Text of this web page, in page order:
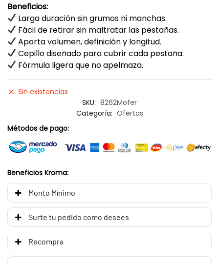
Beneficios:
Larga duración sin grumos ni manchas.
Fácil de retirar sin maltratar las pestañas.
Aporta volumen, definición y longitud.
Cepillo diseñado para cubrir cada pestaña.
Fórmula ligera que no apelmaza.
Sin existencias
SKU: 8262Mofer
Categoría: Ofertas
Métodos de pago:
Beneficios Kroma:
Monto Mínimo
Surte tu pedido como desees
Recompra